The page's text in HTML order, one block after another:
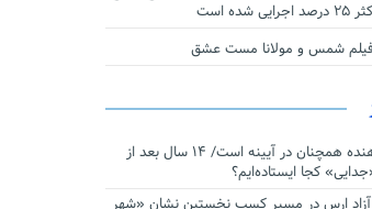
شده است
شمس و مولانا مست عشق
نجات‌دهنده‌ همچنان در آیینه است/ ۱۴ سال بعد از
کجا ایستاده‌ایم؟